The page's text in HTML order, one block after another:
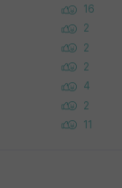
16
2
2
2
4
2
11